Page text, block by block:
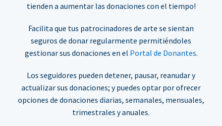
tienden a aumentar las donaciones con el tiempo!
Facilita que tus patrocinadores de arte se sientan
seguros de donar regularmente permitiéndoles
gestionar sus donaciones en el Portal de Donantes.
Los seguidores pueden detener, pausar, reanudar y
actualizar sus donaciones; y puedes optar por ofrecer
opciones de donaciones diarias, semanales, mensuales,
trimestrales y anuales.